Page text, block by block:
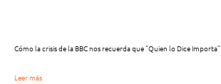
Cómo la crisis de la BBC nos recuerda que “Quien lo Dice Importa”
Leer más